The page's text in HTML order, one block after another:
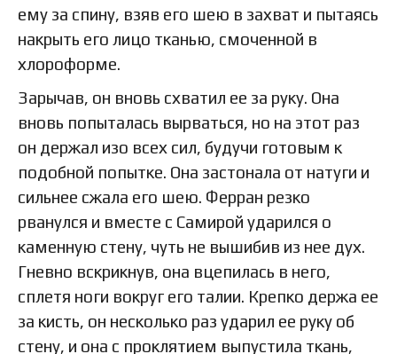
ему за спину, взяв его шею в захват и пытаясь
накрыть его лицо тканью, смоченной в
хлороформе.
Зарычав, он вновь схватил ее за руку. Она
вновь попыталась вырваться, но на этот раз
он держал изо всех сил, будучи готовым к
подобной попытке. Она застонала от натуги и
сильнее сжала его шею. Ферран резко
рванулся и вместе с Самирой ударился о
каменную стену, чуть не вышибив из нее дух.
Гневно вскрикнув, она вцепилась в него,
сплетя ноги вокруг его талии. Крепко держа ее
за кисть, он несколько раз ударил ее руку об
стену, и она с проклятием выпустила ткань,